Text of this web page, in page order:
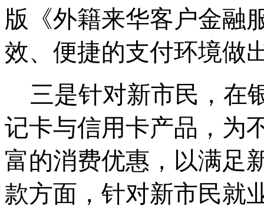
版《外籍来华客户金融
效、便捷的支付环境做
三是针对新市民，在
记卡与信用卡产品，为
富的消费优惠，以满足
款方面，针对新市民就